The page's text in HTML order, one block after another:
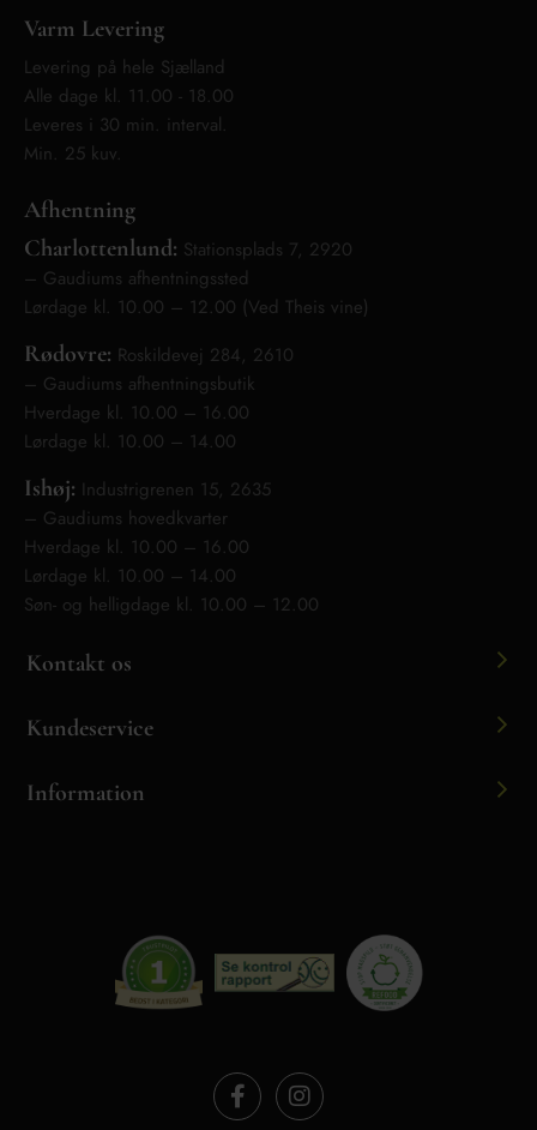
Varm Levering
Levering på hele Sjælland
Alle dage kl. 11.00 - 18.00
Leveres i 30 min. interval.
Min. 25 kuv.
Afhentning
Charlottenlund: Stationsplads 7, 2920
– Gaudiums afhentningssted
Lørdage kl. 10.00 – 12.00 (Ved Theis vine)
Rødovre: Roskildevej 284, 2610
– Gaudiums afhentningsbutik
Hverdage kl. 10.00 – 16.00
Lørdage kl. 10.00 – 14.00
Ishøj: Industrigrenen 15, 2635
– Gaudiums hovedkvarter
Hverdage kl. 10.00 – 16.00
Lørdage kl. 10.00 – 14.00
Søn- og helligdage kl. 10.00 – 12.00
Kontakt os
Kundeservice
Information
F
a
I
n